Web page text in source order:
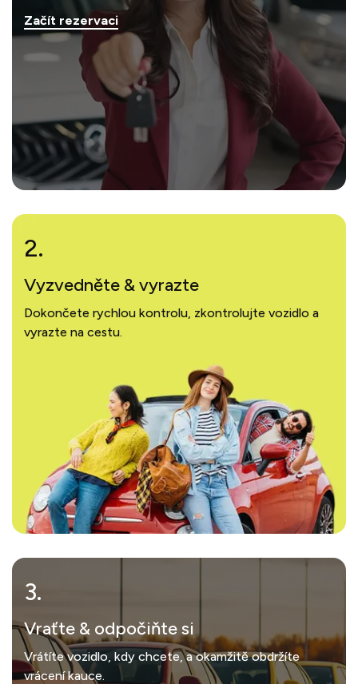
Začít rezervaci
2.
Vyzvedněte & vyrazte
Dokončete rychlou kontrolu, zkontrolujte vozidlo a
vyrazte na cestu.
3.
Vraťte & odpočiňte si
Vrátíte vozidlo, kdy chcete, a okamžitě obdržíte
vrácení kauce.